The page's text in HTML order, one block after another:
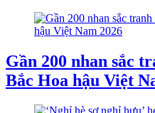
Gần 200 nhan sắc
Bắc Hoa hậu Việt